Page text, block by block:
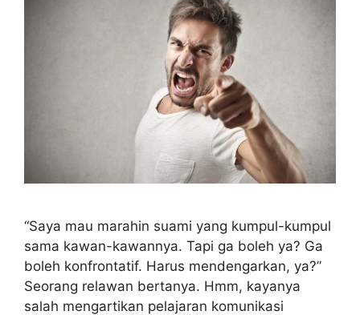
“Saya mau marahin suami yang kumpul-kumpul
sama kawan-kawannya. Tapi ga boleh ya? Ga
boleh konfrontatif. Harus mendengarkan, ya?”
Seorang relawan bertanya. Hmm, kayanya
salah mengartikan pelajaran komunikasi